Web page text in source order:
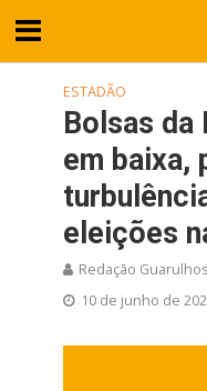
ESTADÃO
Bolsas da
em baixa,
eleições
Redação
10 de junho de